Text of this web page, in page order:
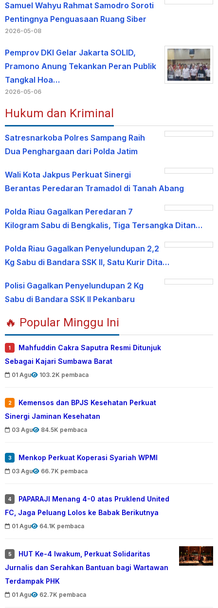
Samuel Wahyu Rahmat Samodro Soroti
Pentingnya Penguasaan Ruang Siber
2026-05-08
Pemprov DKI Gelar Jakarta SOLID,
Pramono Anung Tekankan Peran Publik
Tangkal Hoa…
2026-05-06
Hukum dan Kriminal
Satresnarkoba Polres Sampang Raih
Dua Penghargaan dari Polda Jatim
Wali Kota Jakpus Perkuat Sinergi
Berantas Peredaran Tramadol di Tanah Abang
Polda Riau Gagalkan Peredaran 7
Kilogram Sabu di Bengkalis, Tiga Tersangka Ditan…
Polda Riau Gagalkan Penyelundupan 2,2
Kg Sabu di Bandara SSK II, Satu Kurir Dita…
Polisi Gagalkan Penyelundupan 2 Kg
Sabu di Bandara SSK II Pekanbaru
🔥 Popular Minggu Ini
1
Mahfuddin Cakra Saputra Resmi Ditunjuk
Sebagai Kajari Sumbawa Barat
01 Agu 103.2K pembaca
2
Kemensos dan BPJS Kesehatan Perkuat
Sinergi Jaminan Kesehatan
03 Agu 84.5K pembaca
3 Menkop Perkuat Koperasi Syariah WPMI
03 Agu 66.7K pembaca
4
PAPARAJI Menang 4-0 atas Pruklend United
FC, Jaga Peluang Lolos ke Babak Berikutnya
01 Agu 64.1K pembaca
5
HUT Ke-4 Iwakum, Perkuat Solidaritas
Jurnalis dan Serahkan Bantuan bagi Wartawan
Terdampak PHK
01 Agu 62.7K pembaca